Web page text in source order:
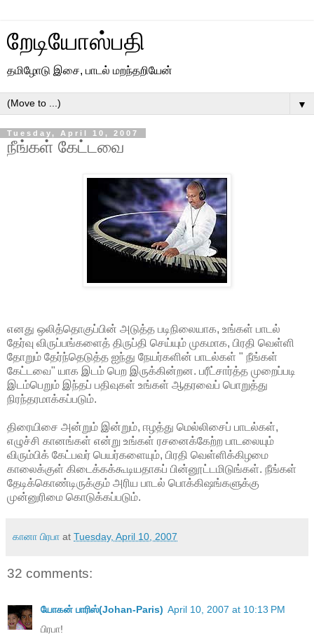
றேடியோஸ்பதி
தமிழோடு இசை, பாடல் மறந்தறியேன்
▼
Tuesday, April 10, 2007
நீங்கள் கேட்டவை
எனது ஒலித்தொகுப்பின் அடுத்த படிநிலையாக, உங்கள் பாடல்
தேர்வு விருப்பங்களைத் திருப்தி செய்யும் முகமாக, பிரதி வெள்ளி
தோறும் தேர்ந்தெடுத்த ஐந்து நேயர்களின் பாடல்கள் " நீங்கள்
கேட்டவை" யாக இடம் பெற இருக்கின்றன. பரீட்சார்த்த முறைப்படி
இடம்பெறும் இந்தப் பதிவுகள் உங்கள் ஆதரவைப் பொறுத்து
நிரந்தரமாக்கப்படும்.
திரையிசை அன்றும் இன்றும், ஈழத்து மெல்லிசைப் பாடல்கள்,
எழுச்சி கானங்கள் என்று உங்கள் ரசனைக்கேற்ற பாடலையும்
விரும்பிக் கேட்பவர் பெயர்களையும், பிரதி வெள்ளிக்கிழமை
காலைக்குள் கிடைக்கக்கூடியதாகப் பின்னூட்டமிடுங்கள். நீங்கள்
தேடிக்கொண்டிருக்கும் அரிய பாடல் பொக்கிஷங்களுக்கு
முன்னுரிமை கொடுக்கப்படும்.
கானா பிரபா at Tuesday, April 10, 2007
32 comments:
யோகன் பாரிஸ்(Johan-Paris) April 10, 2007 at 10:13 PM
பிரபா!